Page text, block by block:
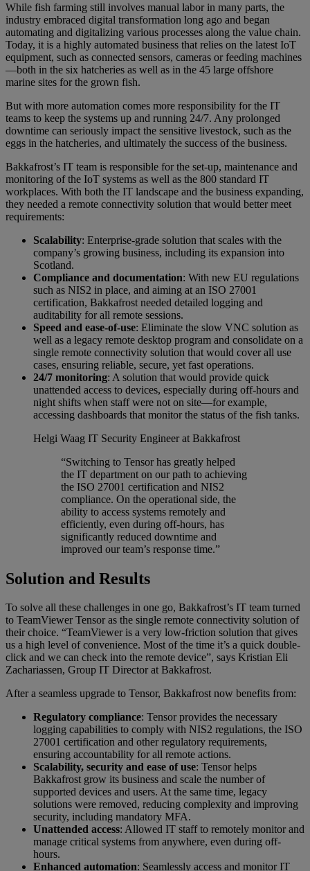
While fish farming still involves manual labor in many parts, the
industry embraced digital transformation long ago and began
automating and digitalizing various processes along the value chain.
Today, it is a highly automated business that relies on the latest IoT
equipment, such as connected sensors, cameras or feeding machines
—both in the six hatcheries as well as in the 45 large offshore
marine sites for the grown fish.
But with more automation comes more responsibility for the IT
teams to keep the systems up and running 24/7. Any prolonged
downtime can seriously impact the sensitive livestock, such as the
eggs in the hatcheries, and ultimately the success of the business.
Bakkafrost’s IT team is responsible for the set-up, maintenance and
monitoring of the IoT systems as well as the 800 standard IT
workplaces. With both the IT landscape and the business expanding,
they needed a remote connectivity solution that would better meet
requirements:
Scalability: Enterprise-grade solution that scales with the
company’s growing business, including its expansion into
Scotland.
Compliance and documentation: With new EU regulations
such as NIS2 in place, and aiming at an ISO 27001
certification, Bakkafrost needed detailed logging and
auditability for all remote sessions.
Speed and ease-of-use: Eliminate the slow VNC solution as
well as a legacy remote desktop program and consolidate on a
single remote connectivity solution that would cover all use
cases, ensuring reliable, secure, yet fast operations.
24/7 monitoring: A solution that would provide quick
unattended access to devices, especially during off-hours and
night shifts when staff were not on site—for example,
accessing dashboards that monitor the status of the fish tanks.
Helgi Waag IT Security Engineer at Bakkafrost
“Switching to Tensor has greatly helped
the IT department on our path to achieving
the ISO 27001 certification and NIS2
compliance. On the operational side, the
ability to access systems remotely and
efficiently, even during off-hours, has
significantly reduced downtime and
improved our team’s response time.”
Solution and Results
To solve all these challenges in one go, Bakkafrost’s IT team turned
to TeamViewer Tensor as the single remote connectivity solution of
their choice. “TeamViewer is a very low-friction solution that gives
us a high level of convenience. Most of the time it’s a quick double-
click and we can check into the remote device”, says Kristian Eli
Zachariassen, Group IT Director at Bakkafrost.
After a seamless upgrade to Tensor, Bakkafrost now benefits from:
Regulatory compliance: Tensor provides the necessary
logging capabilities to comply with NIS2 regulations, the ISO
27001 certification and other regulatory requirements,
ensuring accountability for all remote actions.
Scalability, security and ease of use: Tensor helps
Bakkafrost grow its business and scale the number of
supported devices and users. At the same time, legacy
solutions were removed, reducing complexity and improving
security, including mandatory MFA.
Unattended access: Allowed IT staff to remotely monitor and
manage critical systems from anywhere, even during off-
hours.
Enhanced automation: Seamlessly access and monitor IT